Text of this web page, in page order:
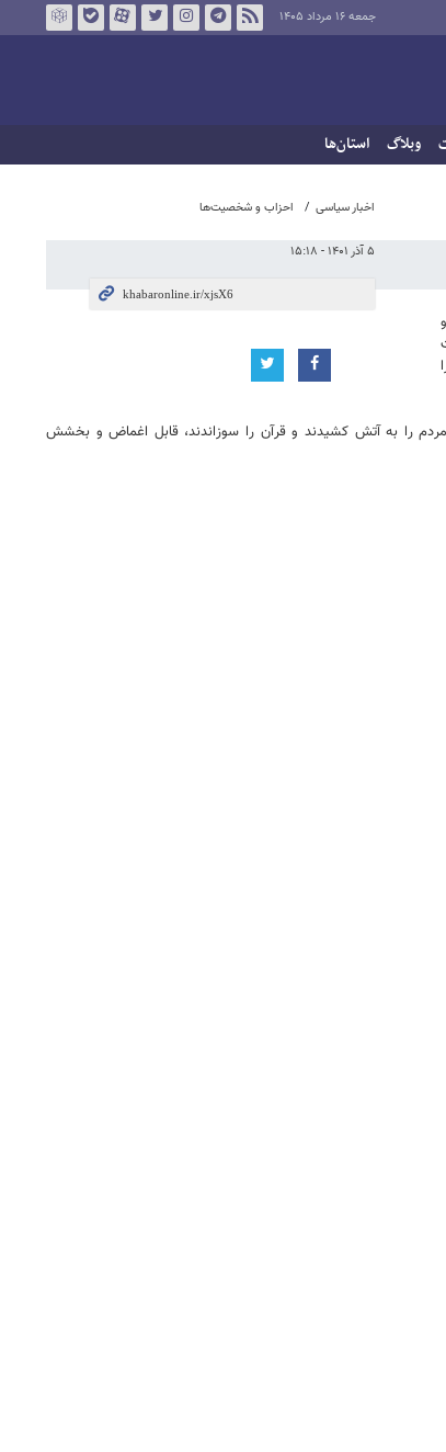
جمعه ۱۶ مرداد ۱۴۰۵
وبلاگ استان‌ها
اخبار سیاسی احزاب و شخصیت‌ها
۵ آذر ۱۴۰۱ - ۱۵:۱۸
را به آتش کشیدند و قرآن را سوزاندند، قابل اغماض و بخشش